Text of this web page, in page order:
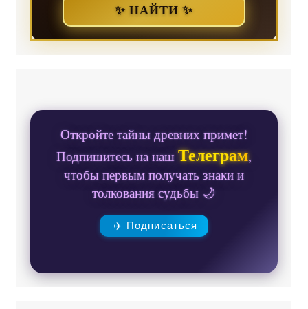
✨ НАЙТИ ✨
Откройте тайны древних примет!
Подпишитесь на нашТелеграм,
чтобы первым получать знаки и
толкования судьбы 🌙
✈️ Подписаться